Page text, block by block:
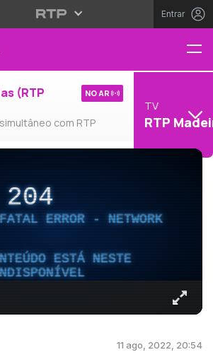
Entrar
(RTP
com RTP
NO AR
TV
RTP
204
ERROR - NETWORK
ESTÁ NESTE
11 ago, 2022, 20:54